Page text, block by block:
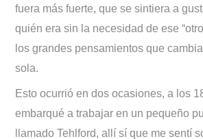
fuera más fuerte, que se sintiera a
quién era sin la necesidad de ese
los grandes pensamientos que
sola.
Esto ocurrió en dos ocasiones, a los
embarqué a trabajar en un pequeño
llamado Tehlford, allí sí que me sentí